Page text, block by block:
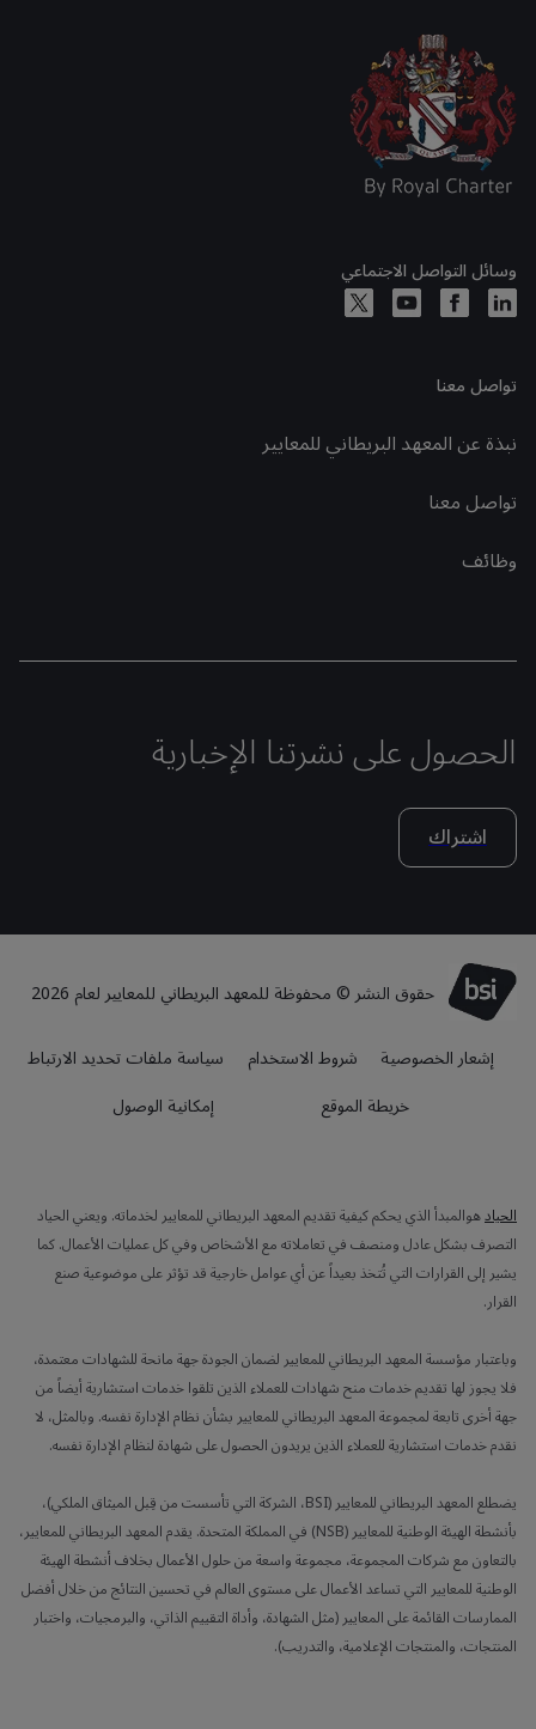
وسائل التواصل الاجتماعي
تواصل معنا
نبذة عن المعهد البريطاني للمعايير
تواصل معنا
وظائف
الحصول على نشرتنا الإخبارية
اشتراك
حقوق النشر © محفوظة للمعهد البريطاني للمعايير لعام 2026
إشعار الخصوصية
شروط الاستخدام
سياسة ملفات تحديد الارتباط
خريطة الموقع
إمكانية الوصول
الحيادهوالمبدأ الذي يحكم كيفية تقديم المعهد البريطاني للمعايير لخدماته. ويعني الحياد
التصرف بشكل عادل ومنصف في تعاملاته مع الأشخاص وفي كل عمليات الأعمال. كما
يشير إلى القرارات التي تُتخذ بعيداً عن أي عوامل خارجية قد تؤثر على موضوعية صنع
القرار.
وباعتبار مؤسسة المعهد البريطاني للمعايير لضمان الجودة جهة مانحة للشهادات معتمدة،
فلا يجوز لها تقديم خدمات منح شهادات للعملاء الذين تلقوا خدمات استشارية أيضاً من
جهة أخرى تابعة لمجموعة المعهد البريطاني للمعايير بشأن نظام الإدارة نفسه. وبالمثل، لا
نقدم خدمات استشارية للعملاء الذين يريدون الحصول على شهادة لنظام الإدارة نفسه.
يضطلع المعهد البريطاني للمعايير (BSI، الشركة التي تأسست من قِبل الميثاق الملكي)،
بأنشطة الهيئة الوطنية للمعايير (NSB) في المملكة المتحدة. يقدم المعهد البريطاني للمعايير،
بالتعاون مع شركات المجموعة، مجموعة واسعة من حلول الأعمال بخلاف أنشطة الهيئة
الوطنية للمعايير التي تساعد الأعمال على مستوى العالم في تحسين النتائج من خلال أفضل
الممارسات القائمة على المعايير (مثل الشهادة، وأداة التقييم الذاتي، والبرمجيات، واختبار
المنتجات، والمنتجات الإعلامية، والتدريب).